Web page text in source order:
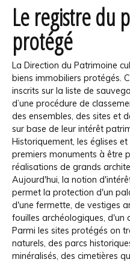
Le registre du
protégé
La Direction du Patrimoine
biens immobiliers protégés.
inscrits sur la liste de
d’une procédure de
des ensembles, des sites et
sur base de leur intérêt
Historiquement, les églises
premiers monuments à être
réalisations de grands
Aujourd'hui, la notion
permet la protection d'un
d'une fermette, de vestiges
fouilles archéologiques, d'un
Parmi les sites protégés on
naturels, des parcs
minéralisés, des cimetières